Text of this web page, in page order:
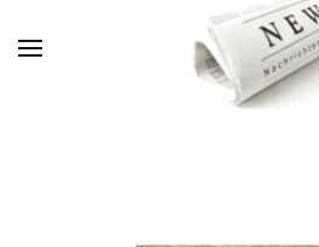
Zum Hauptinhalt springen